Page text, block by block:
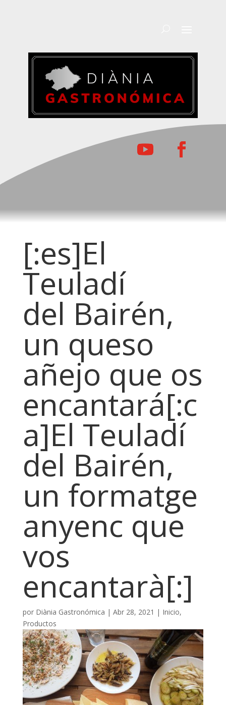
[:es]El
Teuladí
del Bairén,
un queso
añejo que os
encantará[:c
a]El Teuladí
del Bairén,
un formatge
anyenc que
vos
encantarà[:]
por Diània Gastronómica | Abr 28, 2021 | Inicio,
Productos